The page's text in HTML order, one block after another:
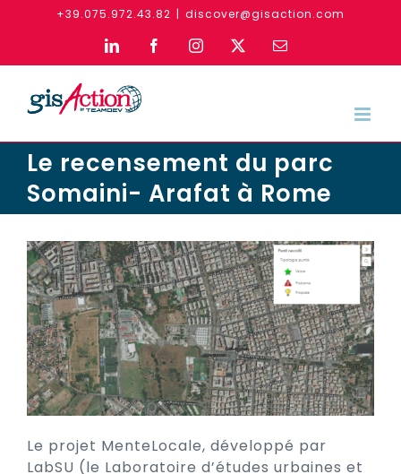
+39.075.972.43.82 | discover@gisaction.com
LinkedInFacebookInstagram Email
Le recensement du parc
Somaini- Arafat à Rome
Le projet MenteLocale, développé par
LabSU (le Laboratoire d’études urbaines et